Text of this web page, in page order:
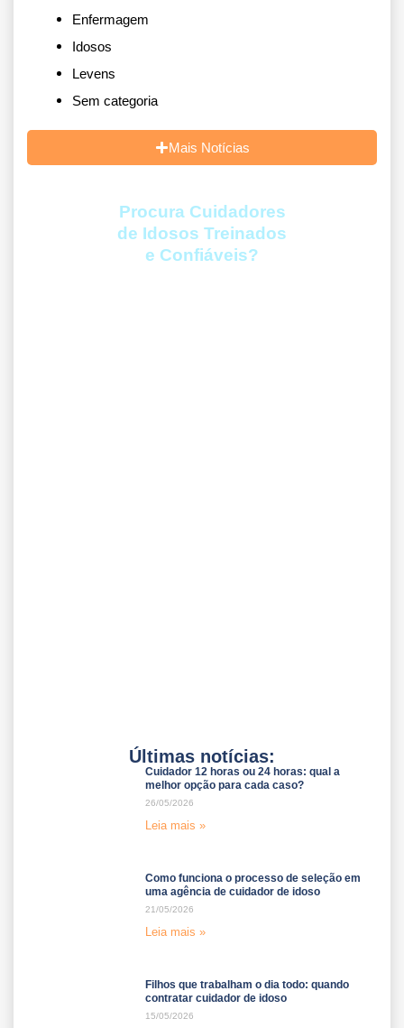
Enfermagem
Idosos
Levens
Sem categoria
Mais Notícias
Procura Cuidadores
de Idosos Treinados
e Confiáveis?
Últimas notícias:
Cuidador 12 horas ou 24 horas: qual a
melhor opção para cada caso?
26/05/2026
Leia mais »
Como funciona o processo de seleção em
uma agência de cuidador de idoso
21/05/2026
Leia mais »
Filhos que trabalham o dia todo: quando
contratar cuidador de idoso
15/05/2026